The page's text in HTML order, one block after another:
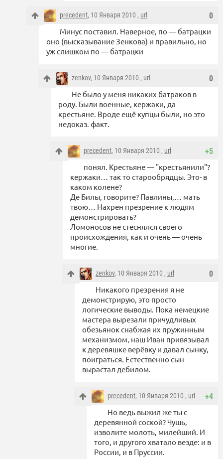
0
precedent, 10 Января 2010 , url
Минус поставил. Наверное, по — батрацки
оно (высказывание Зенкова) и правильно, но
уж слишком по — батрацки
0
zenkov, 10 Января 2010 , url
Не было у меня никаких батраков в
роду. Были военные, кержаки, да
крестьяне. Вроде ещё купцы были, но это
недоказ. факт.
+5
precedent, 10 Января 2010 , url
понял. Крестьяне — "крестьянили"?
кержаки… так то старообрядцы. Это- в
каком колене?
Де Билы, говорите? Павлины,… мать
твою… Нахрен презрение к людям
демонстрировать?
Ломоносов не стеснялся своего
происхождения, как и очень — очень
многие.
0
zenkov, 10 Января 2010 , url
Никакого презрения я не
демонстрирую, это просто
логические выводы. Пока немецкие
мастера вырезали причудливых
обезьянок снабжая их пружинным
механизмом, наш Иван привязывал
к деревяшке верёвку и давал сынку,
поиграться. Естественно сын
вырастал дебилом.
+4
precedent, 10 Января 2010 , url
Но ведь выжил же ты с
деревянной соской? Чушь,
изволите молоть, милейший. И
того, и другого хватало везде: и в
России, и в Пруссии.